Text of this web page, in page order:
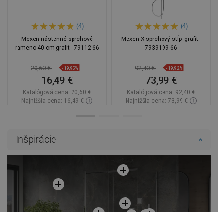
(4)
Mexen nástenné sprchové
rameno 40 cm grafit - 79112-66
20,60 € -19,95%
16,49 €
Katalógová cena: 20,60 €
Najnižšia cena: 16,49 €
(4)
Mexen X sprchový stĺp, grafit -
7939199-66
92,40 € -19,92%
73,99 €
Katalógová cena: 92,40 €
Najnižšia cena: 73,99 €
Inšpirácie